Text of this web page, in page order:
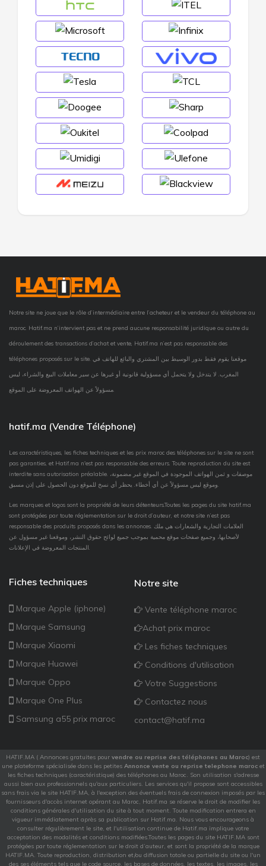
Notre site ne joue que le rôle d’intermédiaire entre l’acheteur et le vendeur du téléphone au
maroc. Hatif.ma n’intervient pas et ne prend aucune responsabilité juridique ou autre du
déroulement des transactions d’achat et vente, Hatif.ma n’est pas responsable des
téléphones proposés sur le site. موقعنا يقوم فقط بدور الوسيط بين المشتري والبائع للهاتف في
المغرب. لا يتدخل ولا يتحمل أي مسؤولية قانونية أو غيرها عن سير معاملات البيع والشراء، ليس
hatif.ma (Vendre Téléphone)
Les caractéristiques, les fiches techniques et les prix maroc des téléphones sur le site ne sont
pas garanties, et Hatif.ma n'est pas responsable des erreurs. Toute reproduction du site est
interdite sans autorisation préalable. موصفات و ثمن الهواتف الموجودة في الموقع غير مضمونة،
Les marques et logos sont la propriété de leurs détenteurs.Toutes les pages du site hatif.ma
sont protégées par toute réglementation sur le droit d’auteur, et notre site n’est pas
responsable des produits proposés dans les annonces. العلامات التجارية والشعارات هي ملك
لأصحابها، وجميع صفحات موقع محمية بموجب جميع لوائح حقوق النشر، وموقعنا غير مسؤول عن
Fiches techniques
Marque Apple (iphone)
Marque Samsung
Marque Xiaomi
Marque Huawei
Marque Oppo
Marque One Plus
Samsung a55 prix maroc
Notre site
Vente téléphone maroc
Achat prix maroc
Les fiches techniques
Conditions d'utilisation
Votre Suggestions
Contactez nous
contact@hatif.ma
HATIF.MA ( Annonces gratuites pour vendre ou reprise des téléphones au Maroc) est
une plateforme spécialisée dans les petites Annonce vente ou reprise telephone marocet
les fiches techniques (caractéristique) des téléphones au Maroc. Son utilisation s'adresse
aussi bien aux professionnels qu'aux particuliers. Les services qu'il propose sont accessibles
sans frais via le site HATIF.MA, à l'exception des éventuels frais de connexion imposés par les
fournisseurs d'accès internet opérant au Maroc, Hatif.ma se réserve le droit de modifier les
conditions générales d'utilisation du site à tout moment. Toute modification entrera en
vigueur immédiatement après sa publication sur Hatif.ma. Nous vous encourageons à
consulter régulièrement le site, et l'utilisation continue de Hatif.ma implique votre
acceptation des modalités et conditions modifiées.Toutes les pages du site HATIF.MA sont
protégées par toute réglementation sur le droit d’auteur, et sont la propriété de la marque
HATIF.MA. Toute reproduction, distribution et/ou diffusion totale ou partielle du site ou l'un
des ses éléments tels que le code source, les bases de données, les textes, les images, les